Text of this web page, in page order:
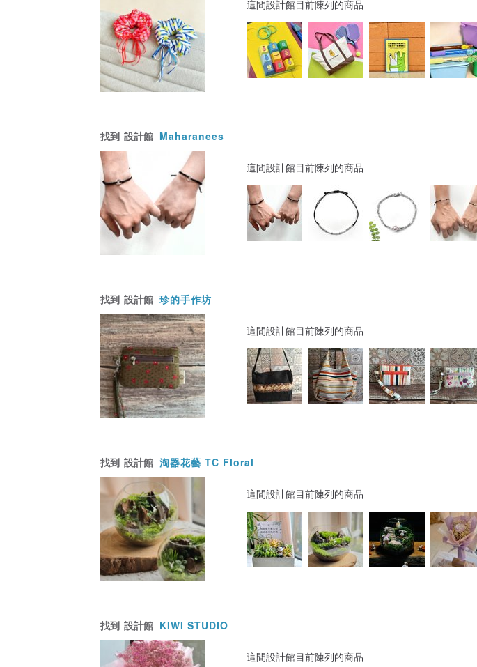
這間設計館目前陳列的商品
找到 設計館 Maharanees
這間設計館目前陳列的商品
找到 設計館 珍的手作坊
這間設計館目前陳列的商品
找到 設計館 淘器花藝 TC Floral
這間設計館目前陳列的商品
找到 設計館 KIWI STUDIO
這間設計館目前陳列的商品